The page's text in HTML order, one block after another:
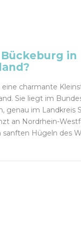
in
charmante
Sie liegt im
genau im Landkreis
an Nordrhein-
Hügeln des